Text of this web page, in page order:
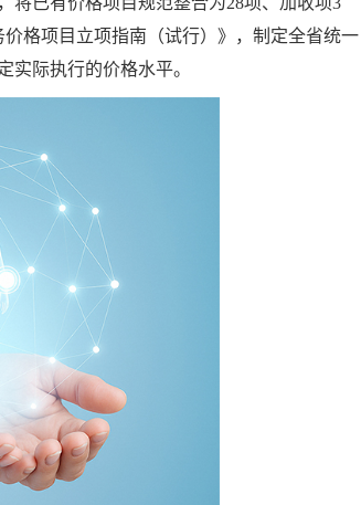
格项目立项指南（试行）》，制定全省统一
实际执行的价格水平。